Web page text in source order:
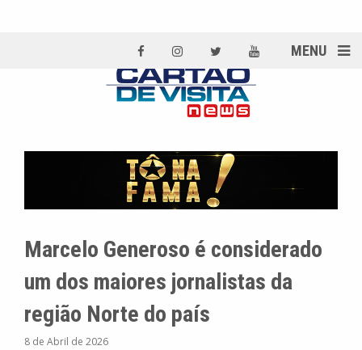
MENU
Marcelo Generoso é considerado
um dos maiores jornalistas da
região Norte do país
8 de Abril de 2026